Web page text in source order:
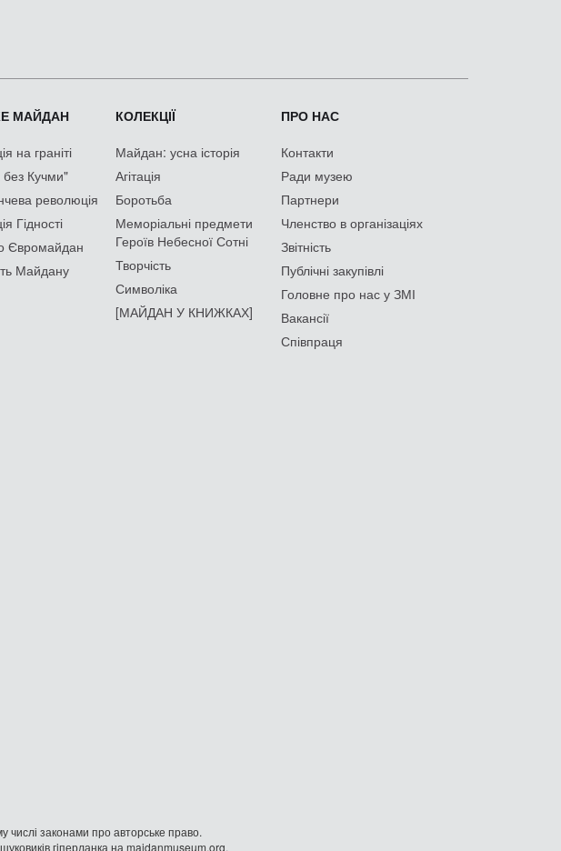
МАЙДАН
на граніті
без Кучми"
революція
Гідності
Євромайдан
Майдану
КОЛЕКЦІЇ
Майдан: усна історія
Агітація
Боротьба
Меморіальні предмети
Героїв Небесної Сотні
Творчість
Символіка
[МАЙДАН У КНИЖКАХ]
ПРО НАС
Контакти
Ради музею
Партнери
Членство в організаціях
Звітність
Публічні закупівлі
Головне про нас у ЗМІ
Вакансії
Співпраця
числі законами про авторське право.
гiперланка на maidanmuseum.org.